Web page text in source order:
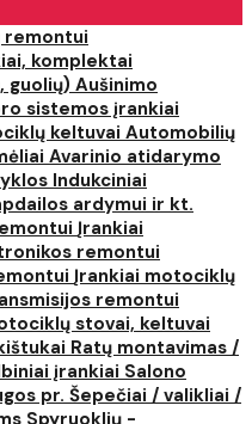
remontui
komplektai
guolių) Aušinimo
sistemos įrankiai
keltuvai Automobilių
Avarinio atidarymo
Indukciniai
ardymui ir kt.
Įrankiai
remontui
Įrankiai motociklų
remontui
stovai, keltuvai
Ratų montavimas /
įrankiai Salono
pr. Šepečiai / valikliai /
Spyruoklių -